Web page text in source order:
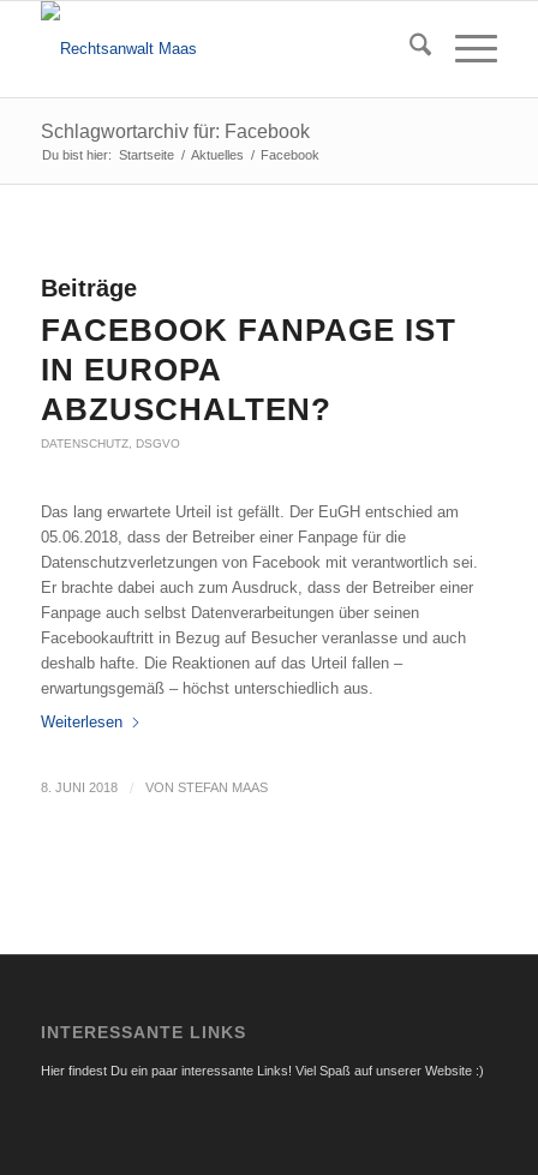
Schlagwortarchiv für: Facebook
Du bist hier: Startseite / Aktuelles / Facebook
Beiträge
FACEBOOK FANPAGE IST
IN EUROPA
ABZUSCHALTEN?
DATENSCHUTZ, DSGVO
Das lang erwartete Urteil ist gefällt. Der EuGH entschied am
05.06.2018, dass der Betreiber einer Fanpage für die
Datenschutzverletzungen von Facebook mit verantwortlich sei.
Er brachte dabei auch zum Ausdruck, dass der Betreiber einer
Fanpage auch selbst Datenverarbeitungen über seinen
Facebookauftritt in Bezug auf Besucher veranlasse und auch
deshalb hafte. Die Reaktionen auf das Urteil fallen –
erwartungsgemäß – höchst unterschiedlich aus.
Weiterlesen
8. JUNI 2018 / VON STEFAN MAAS
INTERESSANTE LINKS
Hier findest Du ein paar interessante Links! Viel Spaß auf unserer Website :)